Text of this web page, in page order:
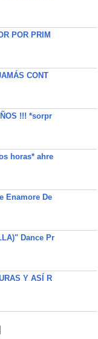
POR PRIM
CONT
!!! *sorpr
horas* ahre
Enamore De
Dance Pr
Y ASÍ R